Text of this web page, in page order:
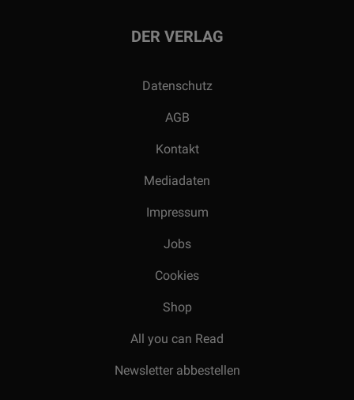
DER VERLAG
Datenschutz
AGB
Kontakt
Mediadaten
Impressum
Jobs
Cookies
Shop
All you can Read
Newsletter abbestellen